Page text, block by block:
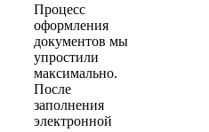
Процесс
оформления
документов мы
упростили
максимально.
После
заполнения
электронной